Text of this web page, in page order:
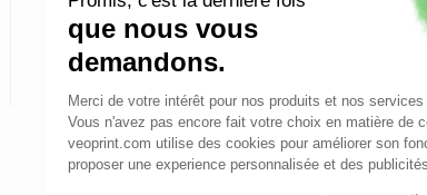
Pourquoi choisir